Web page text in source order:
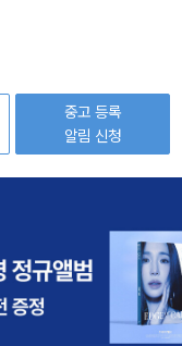
중고 등록
알림 신청